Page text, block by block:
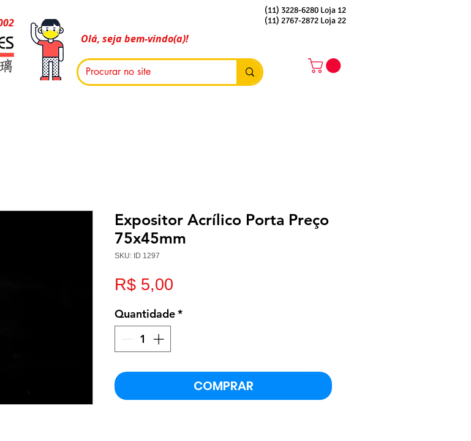
(11) 3228-6280 Loja 12
(11) 2767-2872 Loja 22
Expositor Acrílico Porta Preço
75x45mm
SKU: ID 1297
R$ 5,00
Quantidade*
COMPRAR
Olá, seja bem-vindo(a)!